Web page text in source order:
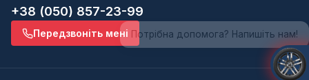
+38 (050) 857-23-99
Передзвоніть мені Потрібна допомога? Напишіть нам!